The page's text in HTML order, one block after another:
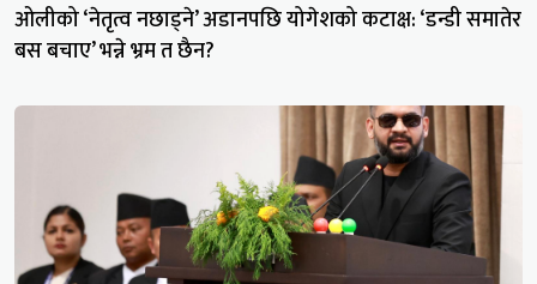
ओलीको ‘नेतृत्व नछाड्ने’ अडानपछि योगेशको कटाक्ष: ‘डन्डी समातेर
बस बचाए’ भन्ने भ्रम त छैन?